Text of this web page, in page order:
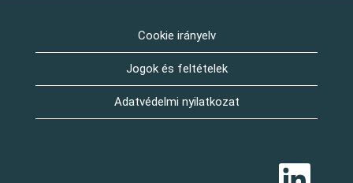
Cookie irányelv
Jogok és feltételek
Adatvédelmi nyilatkozat
Ú